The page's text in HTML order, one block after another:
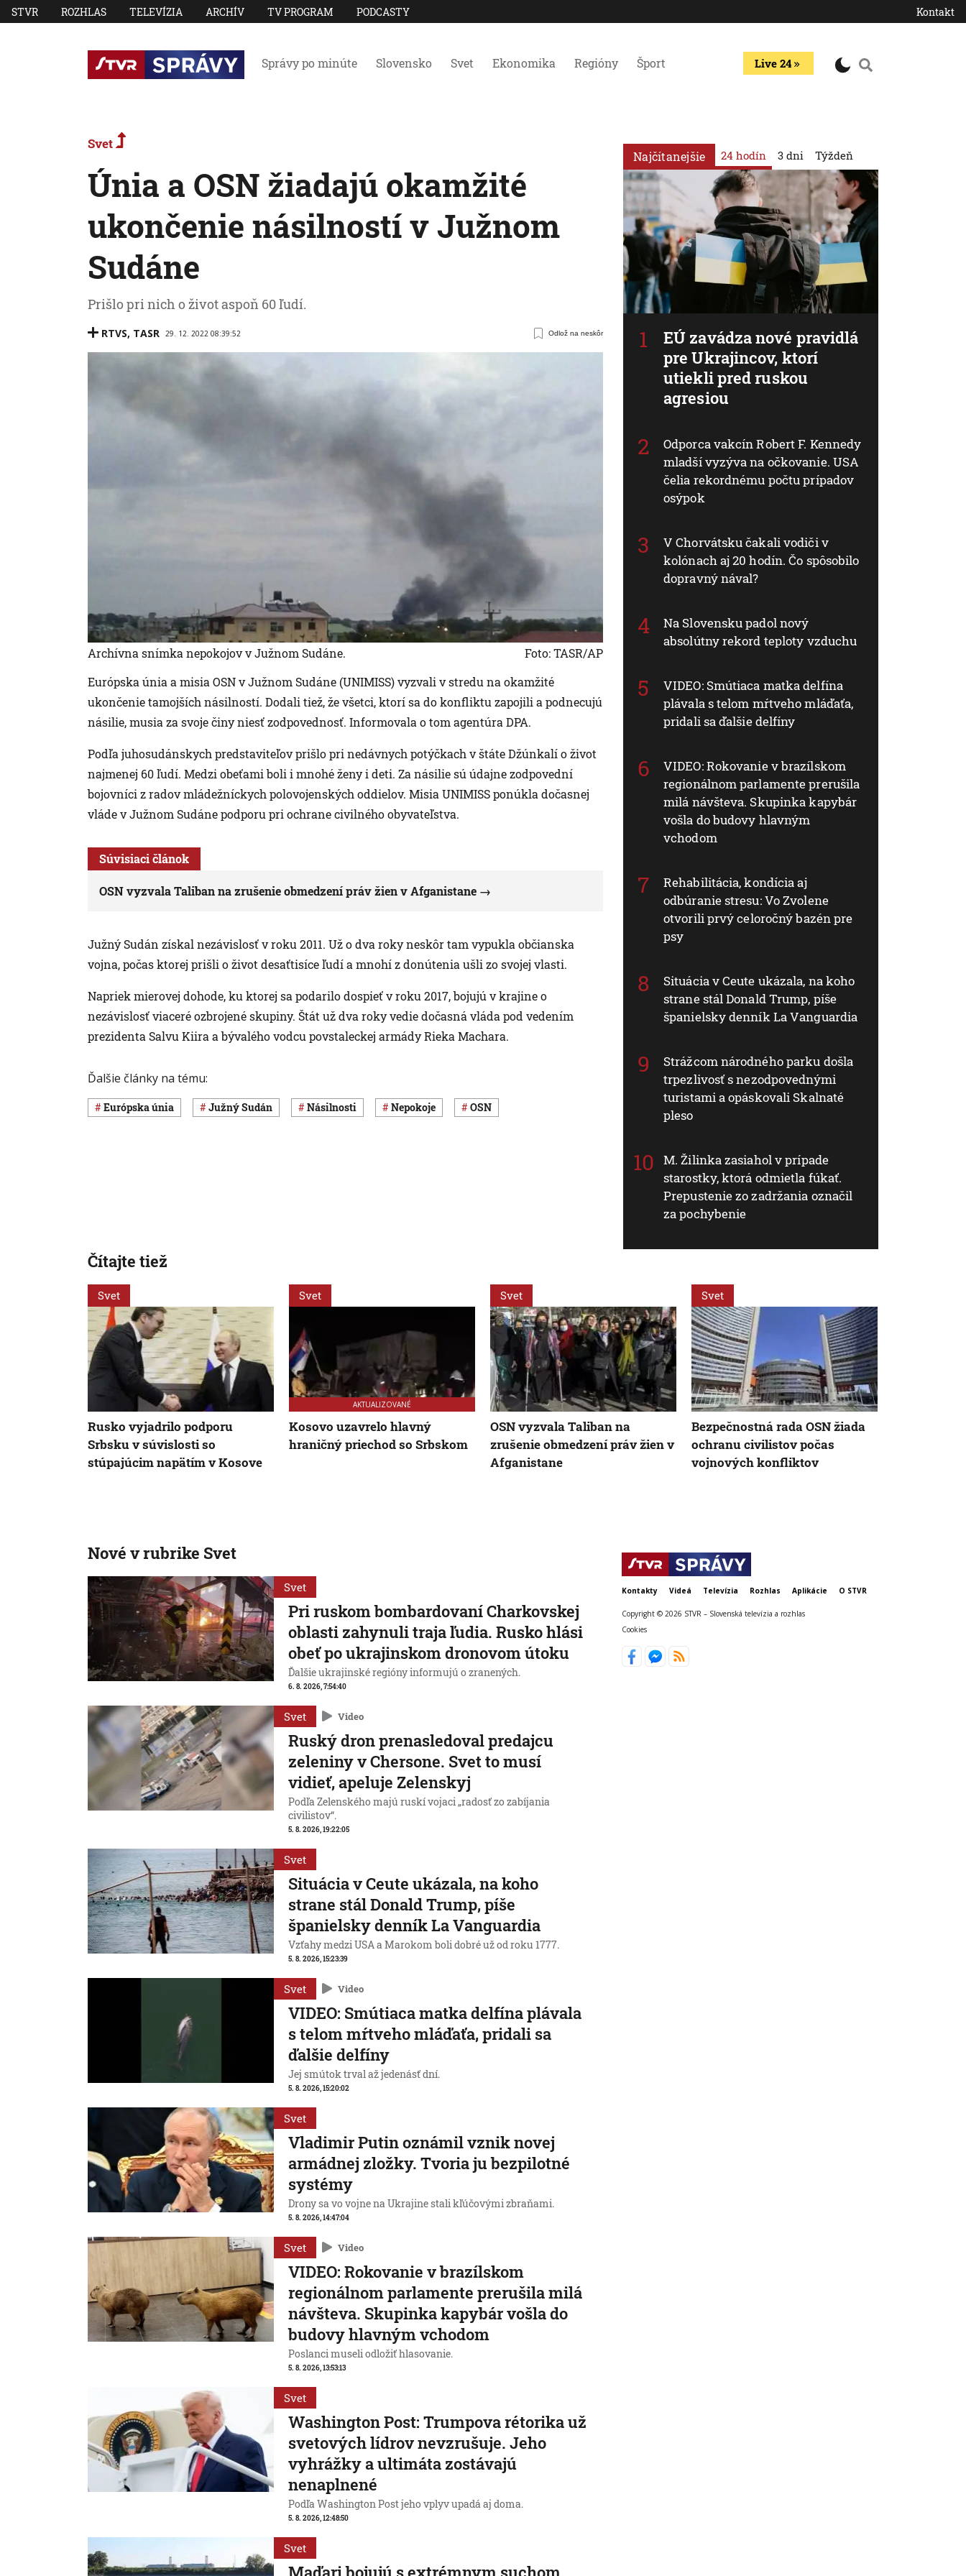
STVR ROZHLAS TELEVÍZIA ARCHÍV TV PROGRAM PODCASTY Kontakt
Správy po minúte Slovensko Svet Ekonomika Regióny Šport Live 24
Svet
Únia a OSN žiadajú okamžité
ukončenie násilností v Južnom
Sudáne
Prišlo pri nich o život aspoň 60 ľudí.
RTVS, TASR 29. 12. 2022 08:39:52 Odlož na neskôr
Archívna snímka nepokojov v Južnom Sudáne.
Foto: TASR/AP
Európska únia a misia OSN v Južnom Sudáne (UNIMISS) vyzvali v stredu na okamžité
ukončenie tamojších násilností. Dodali tiež, že všetci, ktorí sa do konfliktu zapojili a podnecujú
násilie, musia za svoje činy niesť zodpovednosť. Informovala o tom agentúra DPA.
Podľa juhosudánskych predstaviteľov prišlo pri nedávnych potýčkach v štáte Džúnkalí o život
najmenej 60 ľudí. Medzi obeťami boli i mnohé ženy i deti. Za násilie sú údajne zodpovední
bojovníci z radov mládežníckych polovojenských oddielov. Misia UNIMISS ponúkla dočasnej
vláde v Južnom Sudáne podporu pri ochrane civilného obyvateľstva.
Súvisiaci článok
OSN vyzvala Taliban na zrušenie obmedzení práv žien v Afganistane
Južný Sudán získal nezávislosť v roku 2011. Už o dva roky neskôr tam vypukla občianska
vojna, počas ktorej prišli o život desaťtisíce ľudí a mnohí z donútenia ušli zo svojej vlasti.
Napriek mierovej dohode, ku ktorej sa podarilo dospieť v roku 2017, bojujú v krajine o
nezávislosť viaceré ozbrojené skupiny. Štát už dva roky vedie dočasná vláda pod vedením
prezidenta Salvu Kiira a bývalého vodcu povstaleckej armády Rieka Machara.
Ďalšie články na tému:
Európska únia Južný Sudán násilnosti nepokoje OSN
Najčítanejšie 24 hodín
EÚ zavádza nové pravidlá
pre Ukrajincov, ktorí
utiekli pred ruskou
agresiou
Odporca vakcín Robert F. Kennedy
mladší vyzýva na očkovanie. USA
čelia rekordnému počtu prípadov
osýpok
V Chorvátsku čakali vodiči v
kolónach aj 20 hodín. Čo spôsobilo
dopravný nával?
Na Slovensku padol nový
absolútny rekord teploty vzduchu
VIDEO: Smútiaca matka delfína
plávala s telom mŕtveho mláďaťa,
pridali sa ďalšie delfíny
VIDEO: Rokovanie v brazílskom
regionálnom parlamente prerušila
milá návšteva. Skupinka kapybár
vošla do budovy hlavným
vchodom
Rehabilitácia, kondícia aj
odbúranie stresu: Vo Zvolene
otvorili prvý celoročný bazén pre
psy
Situácia v Ceute ukázala, na koho
strane stál Donald Trump, píše
španielsky denník La Vanguardia
Strážcom národného parku došla
trpezlivosť s nezodpovednými
turistami a opáskovali Skalnaté
pleso
M. Žilinka zasiahol v prípade
starostky, ktorá odmietla fúkať.
Prepustenie zo zadržania označil
za pochybenie
3 dni Týždeň
Čítajte tiež
Svet
Rusko vyjadrilo podporu
Srbsku v súvislosti so
stúpajúcim napätím v Kosove
Svet
AKTUALIZOVANÉ
Kosovo uzavrelo hlavný
hraničný priechod so Srbskom
Svet
OSN vyzvala Taliban na
zrušenie obmedzení práv žien v
Afganistane
Svet
Bezpečnostná rada OSN žiada
ochranu civilistov počas
vojnových konfliktov
Nové v rubrike Svet
Svet
Pri ruskom bombardovaní Charkovskej
oblasti zahynuli traja ľudia. Rusko hlási
obeť po ukrajinskom dronovom útoku
Ďalšie ukrajinské regióny informujú o zranených.
6. 8. 2026, 7:54:40
Svet Video
Ruský dron prenasledoval predajcu
zeleniny v Chersone. Svet to musí
vidieť, apeluje Zelenskyj
Podľa Zelenského majú ruskí vojaci „radosť zo zabíjania
civilistov“.
5. 8. 2026, 19:22:05
Svet
Situácia v Ceute ukázala, na koho
strane stál Donald Trump, píše
španielsky denník La Vanguardia
Vzťahy medzi USA a Marokom boli dobré už od roku 1777.
5. 8. 2026, 15:23:39
Svet Video
VIDEO: Smútiaca matka delfína plávala
s telom mŕtveho mláďaťa, pridali sa
ďalšie delfíny
Jej smútok trval až jedenásť dní.
5. 8. 2026, 15:20:02
Svet
Vladimir Putin oznámil vznik novej
armádnej zložky. Tvoria ju bezpilotné
systémy
Drony sa vo vojne na Ukrajine stali kľúčovými zbraňami.
5. 8. 2026, 14:47:04
Svet Video
VIDEO: Rokovanie v brazílskom
regionálnom parlamente prerušila milá
návšteva. Skupinka kapybár vošla do
budovy hlavným vchodom
Poslanci museli odložiť hlasovanie.
5. 8. 2026, 13:53:13
Svet
Washington Post: Trumpova rétorika už
svetových lídrov nevzrušuje. Jeho
vyhrážky a ultimáta zostávajú
nenaplnené
Podľa Washington Post jeho vplyv upadá aj doma.
5. 8. 2026, 12:48:50
Svet
Kontakty Videá Televízia Rozhlas Aplikácie O STVR
Copyright © 2026 STVR – Slovenská televízia a rozhlas
Cookies